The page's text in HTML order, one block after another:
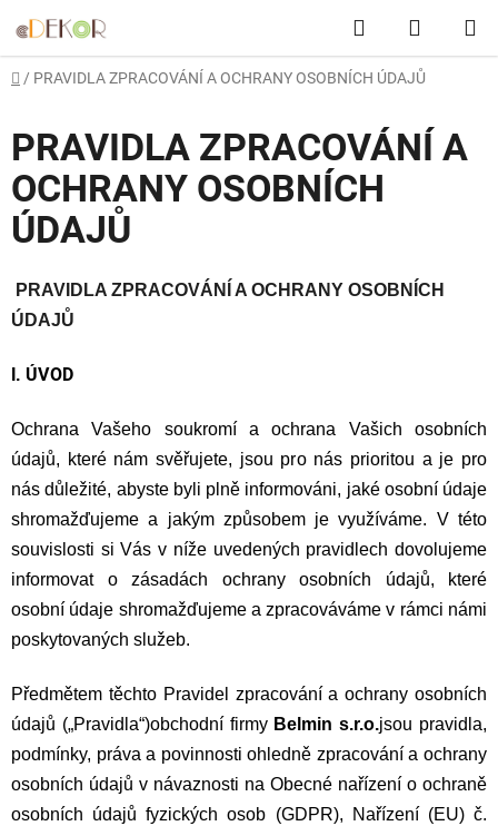
na
obsah
Hledat
KOŠÍK
Domů
/ PRAVIDLA ZPRACOVÁNÍ A OCHRANY OSOBNÍCH ÚDAJŮ
PRAVIDLA ZPRACOVÁNÍ A
OCHRANY OSOBNÍCH
ÚDAJŮ
PRAVIDLA ZPRACOVÁNÍ A OCHRANY OSOBNÍCH
ÚDAJŮ
I. ÚVOD
Ochrana Vašeho soukromí a ochrana Vašich osobních
údajů, které nám svěřujete, jsou pro nás prioritou a je pro
nás důležité, abyste byli plně informováni, jaké osobní údaje
shromažďujeme a jakým způsobem je využíváme. V této
souvislosti si Vás v níže uvedených pravidlech dovolujeme
informovat o zásadách ochrany osobních údajů, které
osobní údaje shromažďujeme a zpracováváme v rámci námi
poskytovaných služeb.
Předmětem těchto Pravidel zpracování a ochrany osobních
údajů („Pravidla“)obchodní firmy Belmin s.r.o.jsou pravidla,
podmínky, práva a povinnosti ohledně zpracování a ochrany
osobních údajů v návaznosti na Obecné nařízení o ochraně
osobních údajů fyzických osob (GDPR), Nařízení (EU) č.